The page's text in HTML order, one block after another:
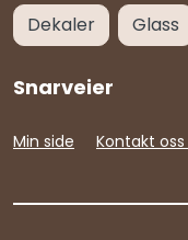
Dekaler Glass
Min side Kontakt
Snarveier